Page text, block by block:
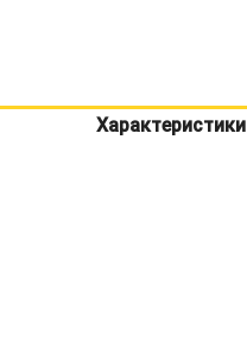
Характеристики